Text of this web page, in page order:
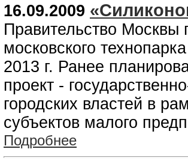
16.09.2009
Правительство Москвы
московского
2013 г. Ранее
проект -
городских властей в
субъектов малого
Подробнее